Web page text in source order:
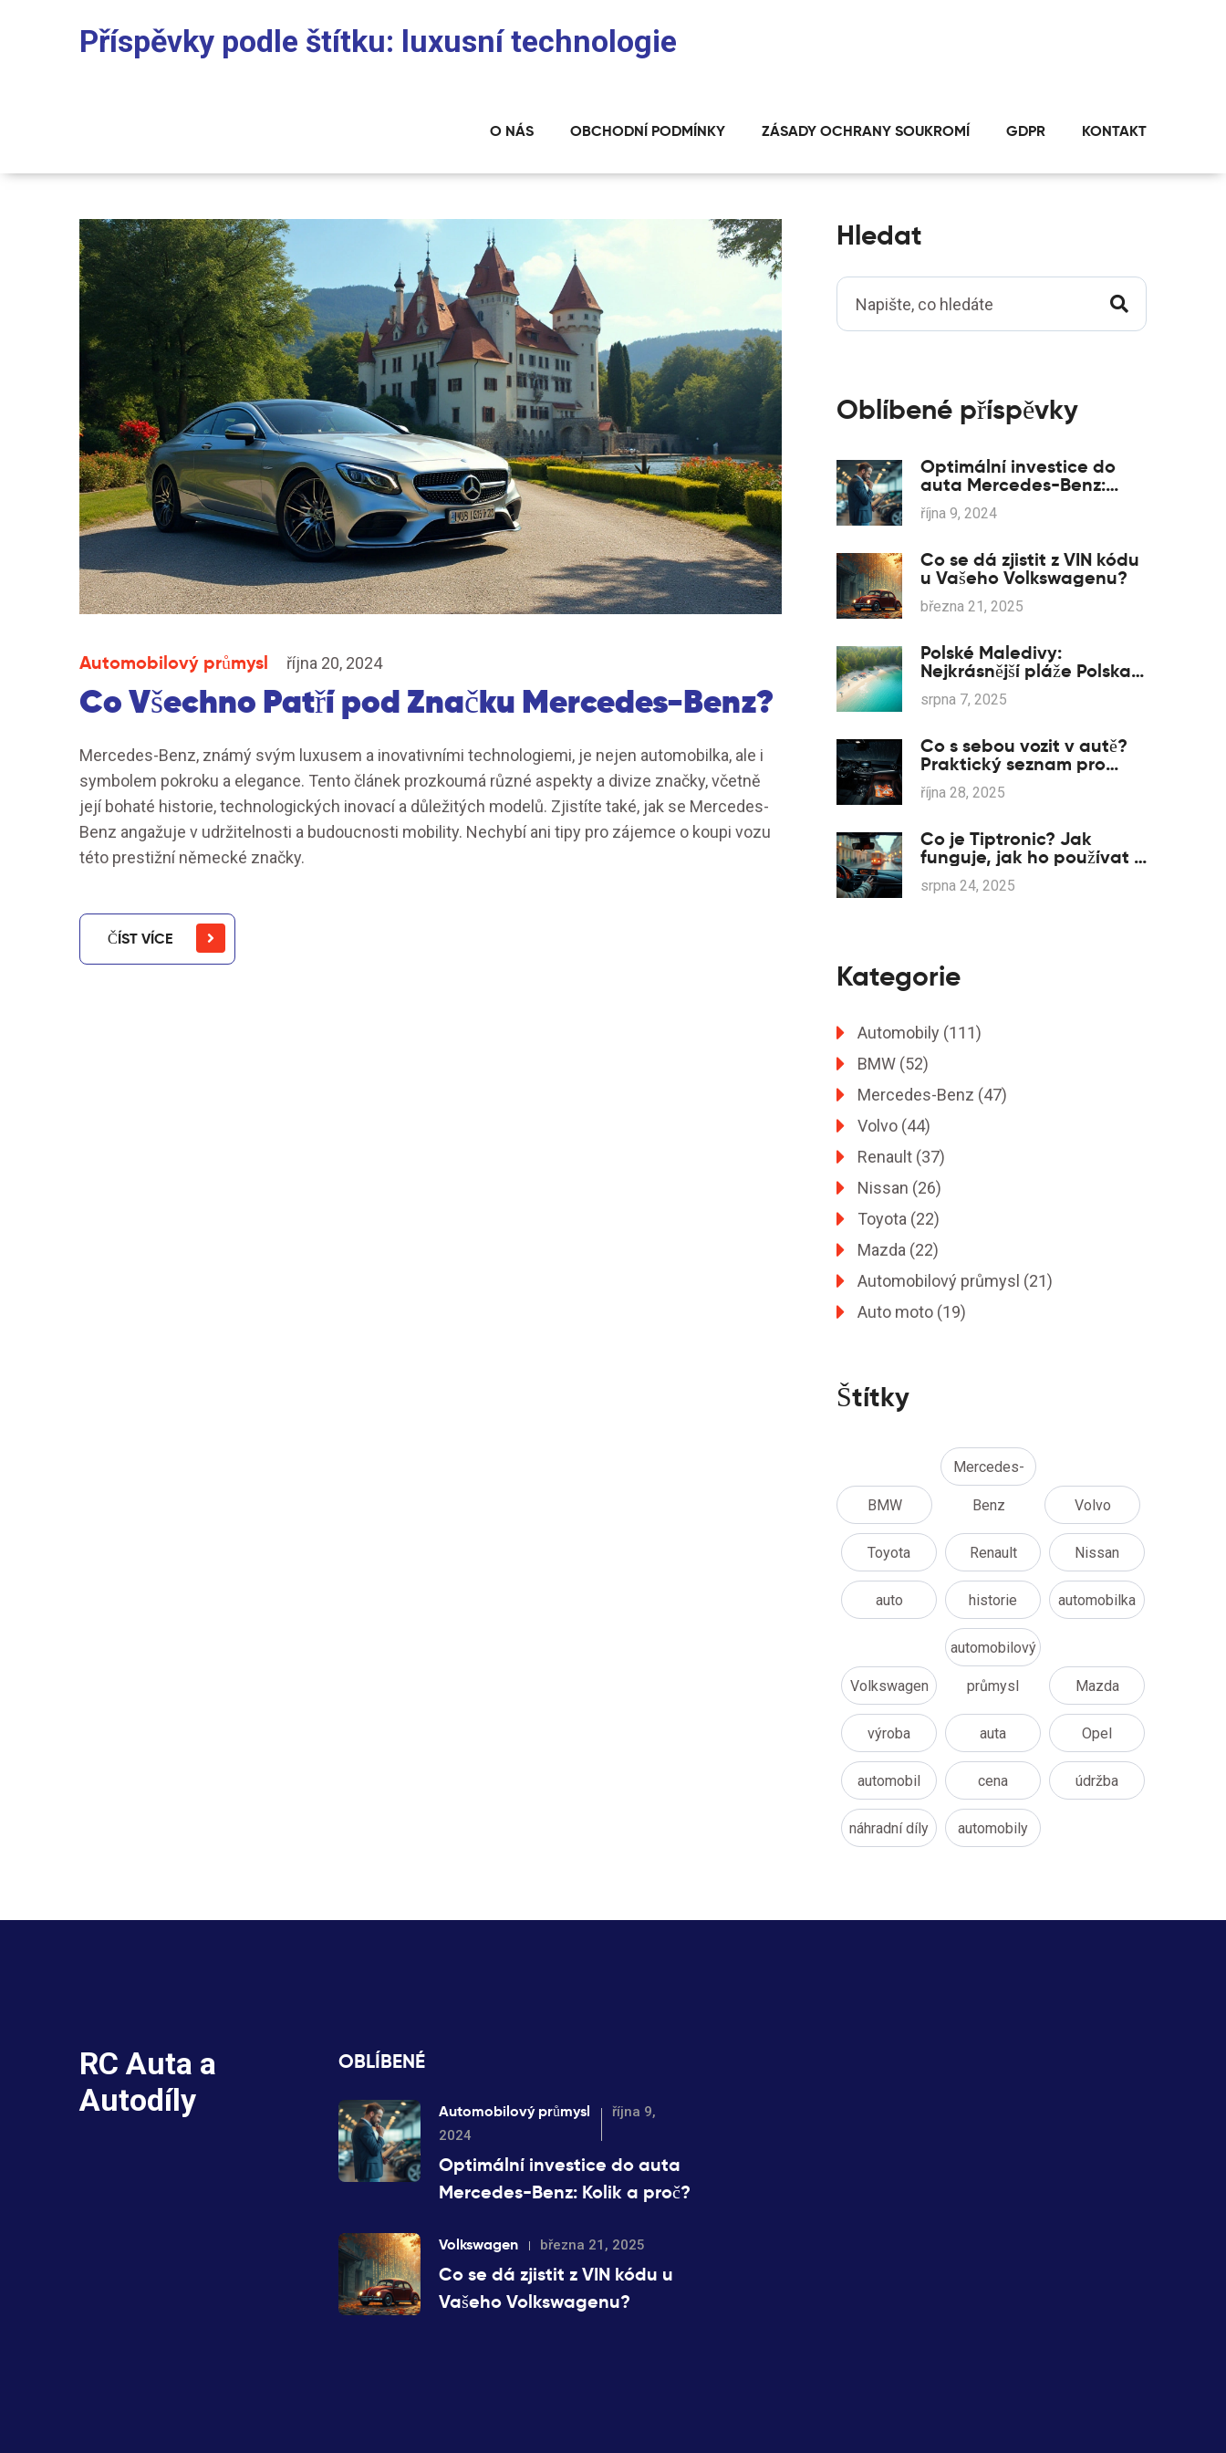
Příspěvky podle štítku: luxusní technologie
O NÁS OBCHODNÍ PODMÍNKY ZÁSADY OCHRANY SOUKROMÍ GDPR KONTAKT
Automobilový průmysl října 20, 2024
Co Všechno Patří pod Značku Mercedes-Benz?
Mercedes-Benz, známý svým luxusem a inovativními technologiemi, je nejen automobilka, ale i
symbolem pokroku a elegance. Tento článek prozkoumá různé aspekty a divize značky, včetně
její bohaté historie, technologických inovací a důležitých modelů. Zjistíte také, jak se Mercedes-
Benz angažuje v udržitelnosti a budoucnosti mobility. Nechybí ani tipy pro zájemce o koupi vozu
této prestižní německé značky.
ČÍST VÍCE
Hledat
Oblíbené příspěvky
Optimální investice do
auta Mercedes-Benz:
Kolik a proč?
října 9, 2024
Co se dá zjistit z VIN kódu
u Vašeho Volkswagenu?
března 21, 2025
Polské Maledivy:
Nejkrásnější pláže Polska,
které musíte zažít
srpna 7, 2025
Co s sebou vozit v autě?
Praktický seznam pro
každou cestu - Mercedes-
Benz i jiné vozy
října 28, 2025
Co je Tiptronic? Jak
funguje, jak ho používat a
rozdíl vs DSG/S tronic
srpna 24, 2025
Kategorie
Automobily (111)
BMW (52)
Mercedes-Benz (47)
Volvo (44)
Renault (37)
Nissan (26)
Toyota (22)
Mazda (22)
Automobilový průmysl (21)
Auto moto (19)
Štítky
BMW
Mercedes-
Benz Volvo
Toyota Renault Nissan
auto historie automobilka
Volkswagen
automobilový
průmysl Mazda
výroba auta Opel
automobil cena údržba
náhradní díly automobily
RC Auta a
Autodíly
OBLÍBENÉ
Automobilový průmysl
října 9,
2024
Optimální investice do auta
Mercedes-Benz: Kolik a proč?
Volkswagen března 21, 2025
Co se dá zjistit z VIN kódu u
Vašeho Volkswagenu?